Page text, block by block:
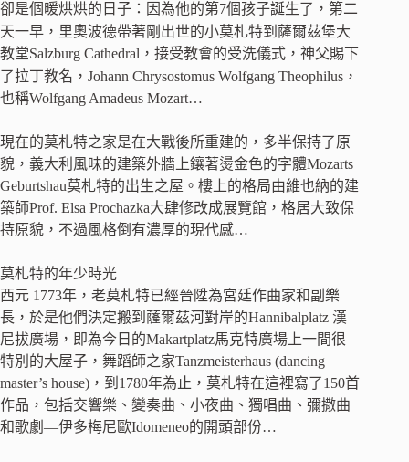
卻是個暖烘烘的日子：因為他的第7個孩子誕生了，第二
天一早，里奧波德帶著剛出世的小莫札特到薩爾茲堡大
教堂Salzburg Cathedral，接受教會的受洗儀式，神父賜下
了拉丁教名，Johann Chrysostomus Wolfgang Theophilus，
也稱Wolfgang Amadeus Mozart…
現在的莫札特之家是在大戰後所重建的，多半保持了原
貌，義大利風味的建築外牆上鑲著燙金色的字體Mozarts
Geburtshau莫札特的出生之屋。樓上的格局由維也納的建
築師Prof. Elsa Prochazka大肆修改成展覽館，格居大致保
持原貌，不過風格倒有濃厚的現代感…
莫札特的年少時光
西元 1773年，老莫札特已經晉陞為宮廷作曲家和副樂
長，於是他們決定搬到薩爾茲河對岸的Hannibalplatz 漢
尼拔廣場，即為今日的Makartplatz馬克特廣場上一間很
特別的大屋子，舞蹈師之家Tanzmeisterhaus (dancing
master’s house)，到1780年為止，莫札特在這裡寫了150首
作品，包括交響樂、變奏曲、小夜曲、獨唱曲、彌撒曲
和歌劇—伊多梅尼歐Idomeneo的開頭部份…